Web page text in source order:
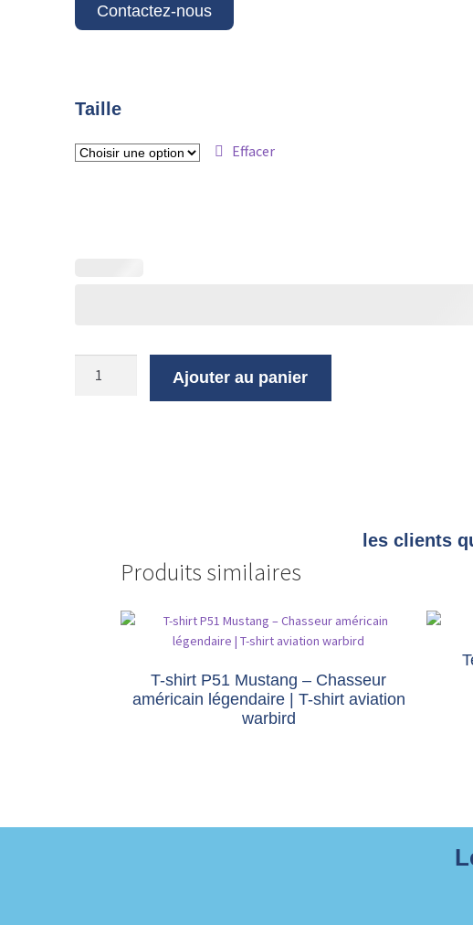
Contactez-nous
Taille
Effacer
Ajouter au panier
les clients
Produits similaires
T-shirt P51 Mustang – Chasseur
américain légendaire | T-shirt aviation
warbird